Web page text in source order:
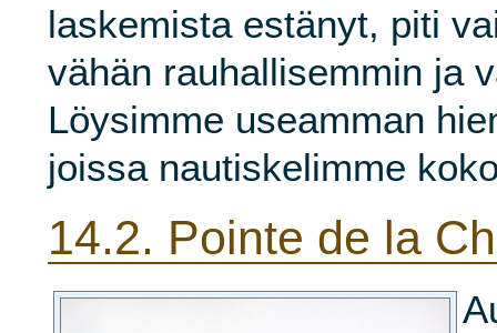
laskemista estänyt, piti
vähän rauhallisemmin ja
Löysimme useamman
joissa nautiskelimme
14.2. Pointe de la